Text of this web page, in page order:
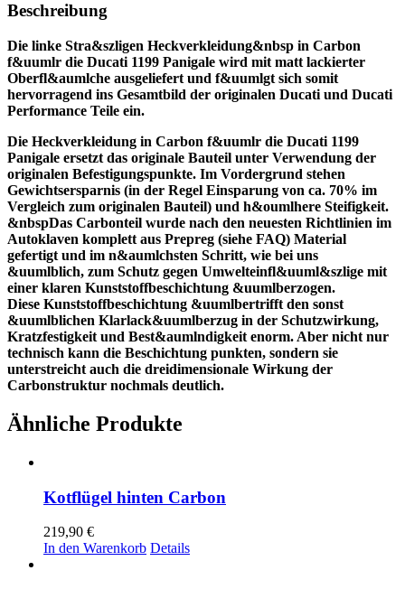
Beschreibung
Die linke Stra&szligen Heckverkleidung&nbsp in Carbon
f&uumlr die Ducati 1199 Panigale wird mit matt lackierter
Oberfl&aumlche ausgeliefert und f&uumlgt sich somit
hervorragend ins Gesamtbild der originalen Ducati und Ducati
Performance Teile ein.
Die Heckverkleidung in Carbon f&uumlr die Ducati 1199
Panigale ersetzt das originale Bauteil unter Verwendung der
originalen Befestigungspunkte. Im Vordergrund stehen
Gewichtsersparnis (in der Regel Einsparung von ca. 70% im
Vergleich zum originalen Bauteil) und h&oumlhere Steifigkeit.
&nbspDas Carbonteil wurde nach den neuesten Richtlinien im
Autoklaven komplett aus Prepreg (siehe FAQ) Material
gefertigt und im n&aumlchsten Schritt, wie bei uns
&uumlblich, zum Schutz gegen Umwelteinfl&uuml&szlige mit
einer klaren Kunststoffbeschichtung &uumlberzogen.
Diese Kunststoffbeschichtung &uumlbertrifft den sonst
&uumlblichen Klarlack&uumlberzug in der Schutzwirkung,
Kratzfestigkeit und Best&aumlndigkeit enorm. Aber nicht nur
technisch kann die Beschichtung punkten, sondern sie
unterstreicht auch die dreidimensionale Wirkung der
Carbonstruktur nochmals deutlich.
Ähnliche Produkte
Kotflügel hinten Carbon
219,90 €
In den Warenkorb Details